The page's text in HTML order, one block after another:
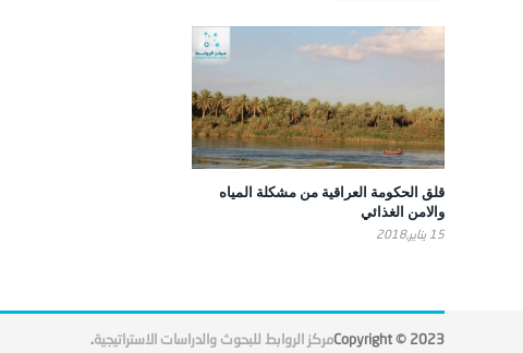
قلق الحكومة العراقية من مشكلة المياه
والامن الغذائي
15 يناير,2018
Copyright © 2023مركز الروابط للبحوث والدراسات الاستراتيجية.